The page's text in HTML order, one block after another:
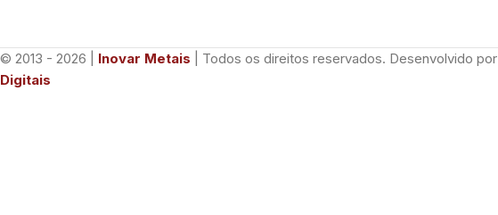
© 2013 - 2026 | Inovar Metais | Todos os direitos reservados. Desenvolvido por
Digitais